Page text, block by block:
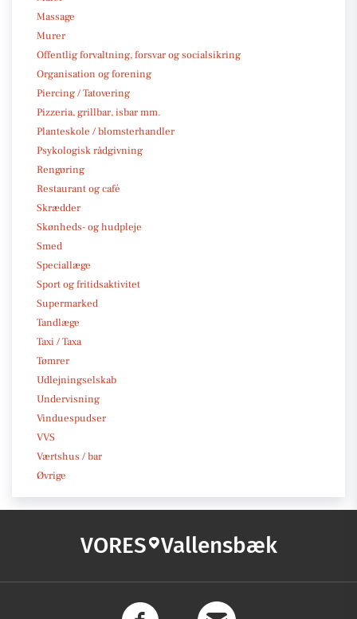
Massage
Murer
Offentlig forvaltning, forsvar og socialsikring
Organisation og forening
Piercing / Tatovering
Pizzeria, grillbar, isbar mm.
Planteskole / blomsterhandler
Psykologisk rådgivning
Rengøring
Restaurant og café
Skrædder
Skønheds- og hudpleje
Smed
Speciallæge
Sport og fritidsaktivitet
Supermarked
Tandlæge
Taxi / Taxa
Tømrer
Udlejningselskab
Undervisning
Vinduespudser
VVS
Værtshus / bar
Øvrige
VORES Vallensbæk